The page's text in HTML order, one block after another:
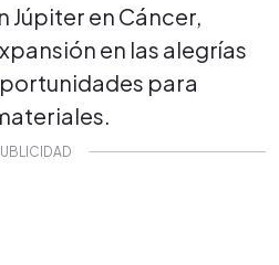
Júpiter en Cáncer,
en las alegrías
para